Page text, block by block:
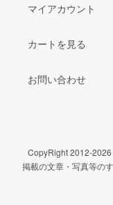
マイアカウント
カートを見る
お問い合わせ
CopyRight 2012-
掲載の文章・写真等の